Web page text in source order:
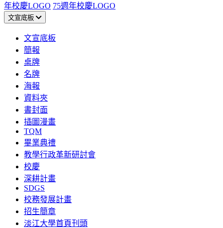
年校慶LOGO 75週年校慶LOGO
文宣底板
文宣底板
簡報
桌牌
名牌
海報
資料夾
書封面
插圖漫畫
TQM
畢業典禮
教學行政革新研討會
校慶
深耕計畫
SDGS
校務發展計畫
招生簡章
淡江大學首頁刊頭